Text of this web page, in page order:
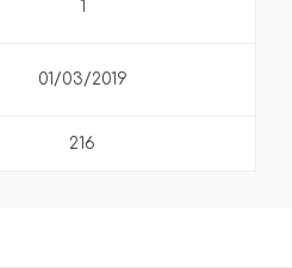
1
01/03/2019
216